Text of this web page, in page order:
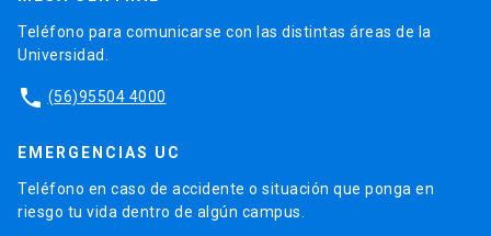
Teléfono para comunicarse con las distintas áreas de la
Universidad.
phone (56)95504 4000
EMERGENCIAS UC
Teléfono en caso de accidente o situación que ponga en
riesgo tu vida dentro de algún campus.